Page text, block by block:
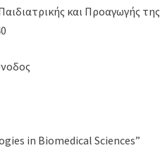
και Προαγωγής της
in Biomedical Sciences”